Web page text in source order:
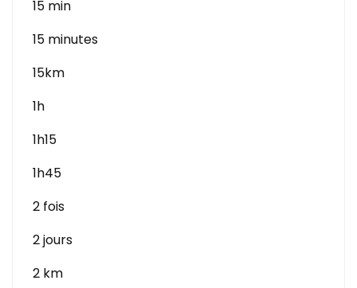
15 min
15 minutes
15km
1h
1h15
1h45
2 fois
2 jours
2 km